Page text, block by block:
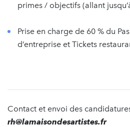
primes / objectifs (allant
Prise en charge de 60 % du
d’entreprise et Tickets
Contact et envoi des
rh@lamaisondesartistes.fr